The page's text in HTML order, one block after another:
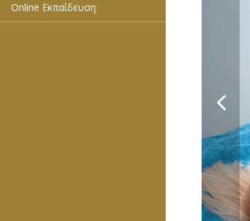
Online Εκπαίδευση